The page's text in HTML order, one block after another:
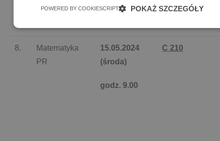
8.
Matematyka
PR
15.05.2024
(środa)
godz. 9.00
C 210
POKAŻ SZCZEGÓŁY
POWERED BY COOKIESCRIPT